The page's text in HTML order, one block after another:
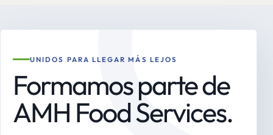
UNIDOS PARA LLEGAR MÁS LEJOS
Formamos parte de
AMH Food Services.